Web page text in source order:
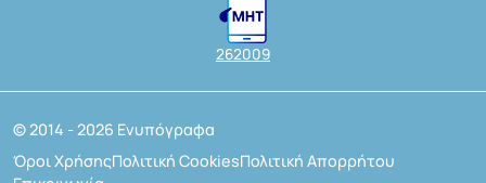
262009
© 2014 - 2026 Ενυπόγραφα
Όροι ΧρήσηςΠολιτική CookiesΠολιτική Απορρήτου